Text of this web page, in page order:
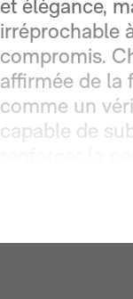
et élégance,
irréprochable
compromis.
affirmée de la
comme un
capable de
renforcer la
silhouettes